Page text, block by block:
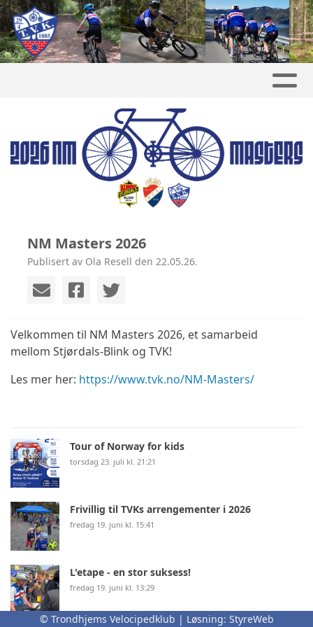
NM Masters 2026
Publisert av Ola Resell den 22.05.26.
Velkommen til NM Masters 2026, et samarbeid
mellom Stjørdals-Blink og TVK!
Les mer her: https://www.tvk.no/NM-Masters/
Tour of Norway for kids
torsdag 23. juli kl. 21:21
Frivillig til TVKs arrengementer i 2026
fredag 19. juni kl. 15:41
L'etape - en stor suksess!
fredag 19. juni kl. 13:29
© Trondhjems Velocipedklub | Løsning: StyreWeb